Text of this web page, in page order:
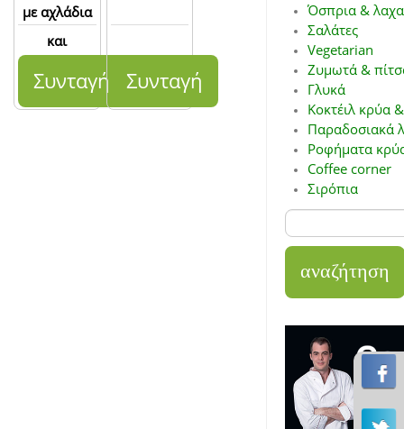
με αχλάδια
και
gorgonzola
Συνταγή Συνταγή
Όσπρια &
Σαλάτες
Vegetarian
Ζυμωτά &
Γλυκά
Κοκτέιλ κρύα
Παραδοσιακά
Ροφήματα
Coffee corner
Σιρόπια